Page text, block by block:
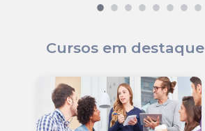
Cursos em destaque